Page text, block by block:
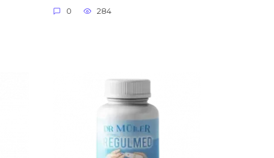
0 284